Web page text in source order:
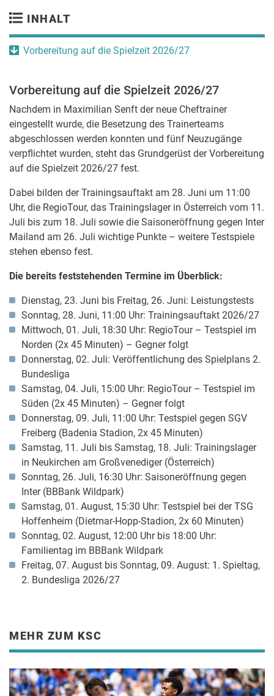
INHALT
Vorbereitung auf die Spielzeit 2026/27
Vorbereitung auf die Spielzeit 2026/27
Nachdem in Maximilian Senft der neue Cheftrainer
eingestellt wurde, die Besetzung des Trainerteams
abgeschlossen werden konnten und fünf Neuzugänge
verpflichtet wurden, steht das Grundgerüst der Vorbereitung
auf die Spielzeit 2026/27 fest.
Dabei bilden der Trainingsauftakt am 28. Juni um 11:00
Uhr, die RegioTour, das Trainingslager in Österreich vom 11.
Juli bis zum 18. Juli sowie die Saisoneröffnung gegen Inter
Mailand am 26. Juli wichtige Punkte – weitere Testspiele
stehen ebenso fest.
Die bereits feststehenden Termine im Überblick:
Dienstag, 23. Juni bis Freitag, 26. Juni: Leistungstests
Sonntag, 28. Juni, 11:00 Uhr: Trainingsauftakt 2026/27
Mittwoch, 01. Juli, 18:30 Uhr: RegioTour – Testspiel im
Norden (2x 45 Minuten) – Gegner folgt
Donnerstag, 02. Juli: Veröffentlichung des Spielplans 2.
Bundesliga
Samstag, 04. Juli, 15:00 Uhr: RegioTour – Testspiel im
Süden (2x 45 Minuten) – Gegner folgt
Donnerstag, 09. Juli, 11:00 Uhr: Testspiel gegen SGV
Freiberg (Badenia Stadion, 2x 45 Minuten)
Samstag, 11. Juli bis Samstag, 18. Juli: Trainingslager
in Neukirchen am Großvenediger (Österreich)
Sonntag, 26. Juli, 16:30 Uhr: Saisoneröffnung gegen
Inter (BBBank Wildpark)
Samstag, 01. August, 15:30 Uhr: Testspiel bei der TSG
Hoffenheim (Dietmar-Hopp-Stadion, 2x 60 Minuten)
Sonntag, 02. August, 12:00 Uhr bis 18:00 Uhr:
Familientag im BBBank Wildpark
Freitag, 07. August bis Sonntag, 09. August: 1. Spieltag,
2. Bundesliga 2026/27
MEHR ZUM KSC